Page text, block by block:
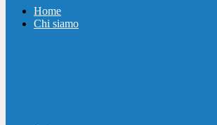
Home
Chi siamo